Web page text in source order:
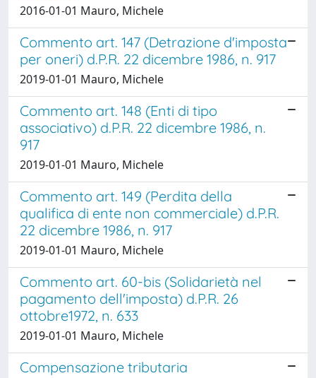
2016-01-01 Mauro, Michele
Commento art. 147 (Detrazione d'imposta
per oneri) d.P.R. 22 dicembre 1986, n. 917
2019-01-01 Mauro, Michele
Commento art. 148 (Enti di tipo
associativo) d.P.R. 22 dicembre 1986, n.
917
2019-01-01 Mauro, Michele
Commento art. 149 (Perdita della
qualifica di ente non commerciale) d.P.R.
22 dicembre 1986, n. 917
2019-01-01 Mauro, Michele
Commento art. 60-bis (Solidarietà nel
pagamento dell'imposta) d.P.R. 26
ottobre1972, n. 633
2019-01-01 Mauro, Michele
Compensazione tributaria